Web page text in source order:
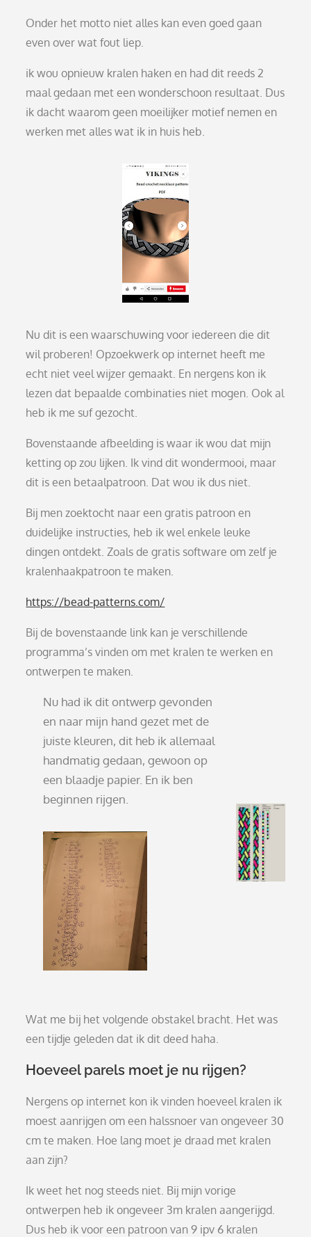
Onder het motto niet alles kan even goed gaan
even over wat fout liep.
ik wou opnieuw kralen haken en had dit reeds 2
maal gedaan met een wonderschoon resultaat. Dus
ik dacht waarom geen moeilijker motief nemen en
werken met alles wat ik in huis heb.
Nu dit is een waarschuwing voor iedereen die dit
wil proberen! Opzoekwerk op internet heeft me
echt niet veel wijzer gemaakt. En nergens kon ik
lezen dat bepaalde combinaties niet mogen. Ook al
heb ik me suf gezocht.
Bovenstaande afbeelding is waar ik wou dat mijn
ketting op zou lijken. Ik vind dit wondermooi, maar
dit is een betaalpatroon. Dat wou ik dus niet.
Bij men zoektocht naar een gratis patroon en
duidelijke instructies, heb ik wel enkele leuke
dingen ontdekt. Zoals de gratis software om zelf je
kralenhaakpatroon te maken.
https://bead-patterns.com/
Bij de bovenstaande link kan je verschillende
programma’s vinden om met kralen te werken en
ontwerpen te maken.
Nu had ik dit ontwerp gevonden
en naar mijn hand gezet met de
juiste kleuren, dit heb ik allemaal
handmatig gedaan, gewoon op
een blaadje papier. En ik ben
beginnen rijgen.
Wat me bij het volgende obstakel bracht. Het was
een tijdje geleden dat ik dit deed haha.
Hoeveel parels moet je nu rijgen?
Nergens op internet kon ik vinden hoeveel kralen ik
moest aanrijgen om een halssnoer van ongeveer 30
cm te maken. Hoe lang moet je draad met kralen
aan zijn?
Ik weet het nog steeds niet. Bij mijn vorige
ontwerpen heb ik ongeveer 3m kralen aangerijgd.
Dus heb ik voor een patroon van 9 ipv 6 kralen